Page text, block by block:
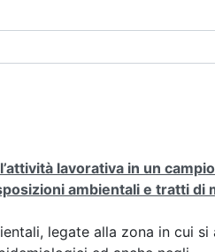
lavorativa in un
ambientali e tratti di
legate alla zona in cui